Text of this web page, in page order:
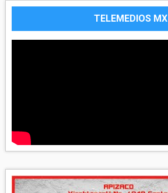
TELEMEDIOS MX